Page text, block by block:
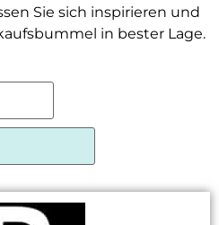
Sie sich inspirieren und
in bester Lage.